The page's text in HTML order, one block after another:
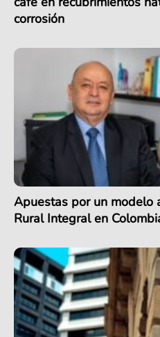
corrosión
Apuestas por un modelo
Rural Integral en